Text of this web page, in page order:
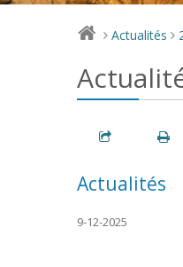
> Actualités >
Actualités
9-12-2025